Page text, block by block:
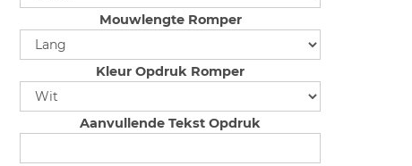
Mouwlengte Romper
Kleur Opdruk Romper
Aanvullende Tekst Opdruk